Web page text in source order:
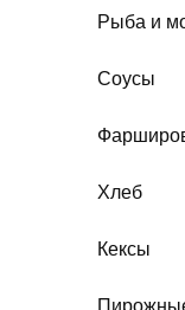
Рыба и
Соусы
Хлеб
Кексы